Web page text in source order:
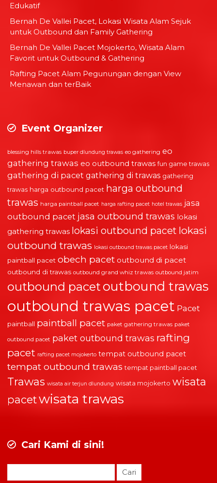
Edukatif
Bernah De Vallei Pacet, Lokasi Wisata Alam Sejuk
untuk Outbound dan Family Gathering
Bernah De Vallei Pacet Mojokerto, Wisata Alam
Favorit untuk Outbound & Gathering
Rafting Pacet Alam Pegunungan dengan View
Menawan dan terBaik
Event Organizer
blessing hills trawas buper dlundung trawas eo gathering eo
gathering trawas eo outbound trawas fun game trawas
gathering di pacet gathering di trawas gathering
trawas harga outbound pacet harga outbound
trawas harga paintball pacet harga rafting pacet hotel trawas jasa
outbound pacet jasa outbound trawas lokasi
gathering trawas lokasi outbound pacet lokasi
outbound trawas lokasi outbound trawas pacet lokasi
paintball pacet obech pacet outbound di pacet
outbound di trawas outbound grand whiz trawas outbound jatim
outbound pacetoutbound trawas
outbound trawas pacet Pacet
paintball paintball pacet paket gathering trawas paket
outbound pacet paket outbound trawas rafting
pacet rafting pacet mojokerto tempat outbound pacet
tempat outbound trawas tempat paintball pacet
Trawas wisata air terjun dlundung wisata mojokerto wisata
pacetwisata trawas
Cari Kami di sini!
Cari